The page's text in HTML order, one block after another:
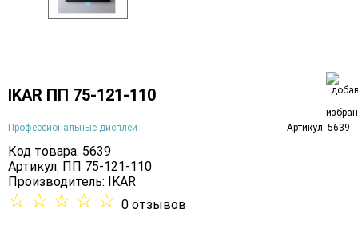
IKAR ПП 75-121-110
Профессиональные дисплеи Артикул: 5639
Код товара: 5639
Артикул: ПП 75-121-110
Производитель:
IKAR
☆ ☆ ☆ ☆ ☆ 0 отзывов